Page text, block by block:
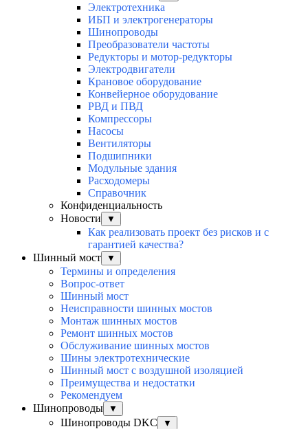
Электротехника
ИБП и электрогенераторы
Шинопроводы
Преобразователи частоты
Редукторы и мотор-редукторы
Электродвигатели
Крановое оборудование
Конвейерное оборудование
РВД и ПВД
Компрессоры
Насосы
Вентиляторы
Подшипники
Модульные здания
Расходомеры
Справочник
Конфиденциальность
Новости
▼
Как реализовать проект без рисков и с
гарантией качества?
Шинный мост
▼
Термины и определения
Вопрос-ответ
Шинный мост
Неисправности шинных мостов
Монтаж шинных мостов
Ремонт шинных мостов
Обслуживание шинных мостов
Шины электротехнические
Шинный мост с воздушной изоляцией
Преимущества и недостатки
Рекомендуем
Шинопроводы
▼
Шинопроводы DKC ▼